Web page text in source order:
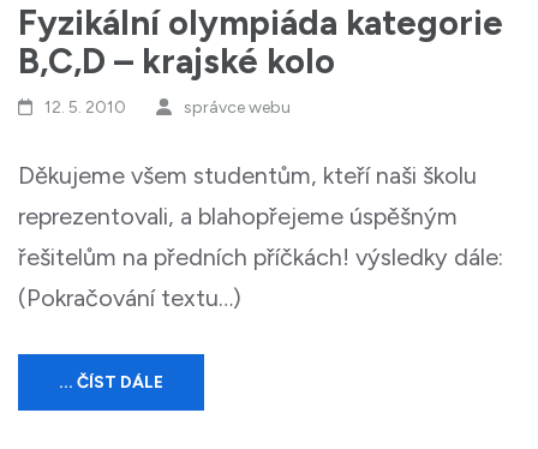
Fyzikální olympiáda kategorie
B,C,D – krajské kolo
12. 5. 2010 správce webu
Děkujeme všem studentům, kteří naši školu
reprezentovali, a blahopřejeme úspěšným
řešitelům na předních příčkách! výsledky dále:
(Pokračování textu…)
... ČÍST DÁLE